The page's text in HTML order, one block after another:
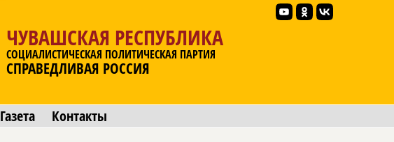
ЧУВАШСКАЯ РЕСПУБЛИКА
СОЦИАЛИСТИЧЕСКАЯ ПОЛИТИЧЕСКАЯ ПАРТИЯ
СПРАВЕДЛИВАЯ РОССИЯ
Газета Контакты